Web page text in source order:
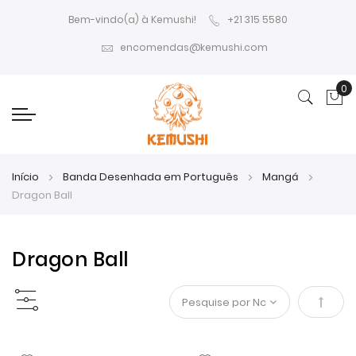
Bem-vindo(a) à Kemushi! +21 315 5580
encomendas@kemushi.com
0
Início Banda Desenhada em Português
Mangá
Dragon Ball
Dragon Ball
Definir